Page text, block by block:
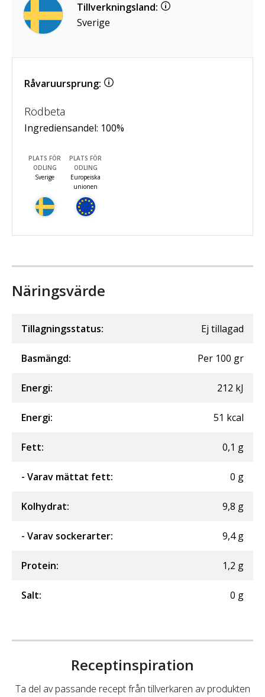
Tillverkningsland:
Sverige
Råvaruursprung:
Rödbeta
Ingrediensandel: 100%
PLATS FÖR
ODLING
Sverige
PLATS FÖR
ODLING
Europeiska
unionen
Näringsvärde
Tillagningsstatus: Ej tillagad
Basmängd: Per 100 gr
Energi: 212 kJ
Energi: 51 kcal
Fett: 0,1 g
- Varav mättat fett: 0 g
Kolhydrat: 9,8 g
- Varav sockerarter: 9,4 g
Protein: 1,2 g
Salt: 0 g
Receptinspiration
Ta del av passande recept från tillverkaren av produkten